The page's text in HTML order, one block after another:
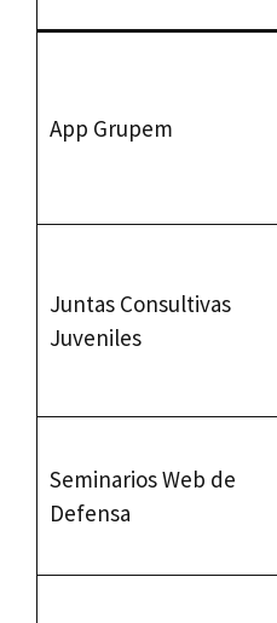
App Grupem
Juntas Consultivas
Juveniles
Seminarios Web de
Defensa